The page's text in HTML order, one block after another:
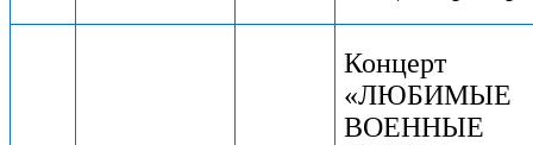
Концерт
«ЛЮБИМЫЕ
ВОЕННЫЕ